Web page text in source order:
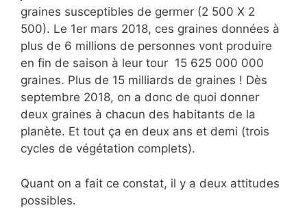
graines susceptibles de germer (2 500 X 2
500). Le 1er mars 2018, ces graines données à
plus de 6 millions de personnes vont produire
en fin de saison à leur tour 15 625 000 000
graines. Plus de 15 milliards de graines ! Dès
septembre 2018, on a donc de quoi donner
deux graines à chacun des habitants de la
planète. Et tout ça en deux ans et demi (trois
cycles de végétation complets).
Quant on a fait ce constat, il y a deux attitudes
possibles.